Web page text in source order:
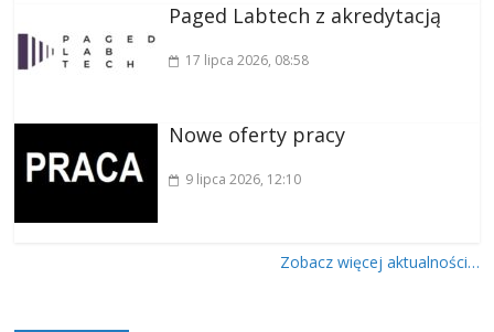
Paged Labtech z akredytacją
17 lipca 2026, 08:58
Nowe oferty pracy
9 lipca 2026, 12:10
Zobacz więcej aktualności…